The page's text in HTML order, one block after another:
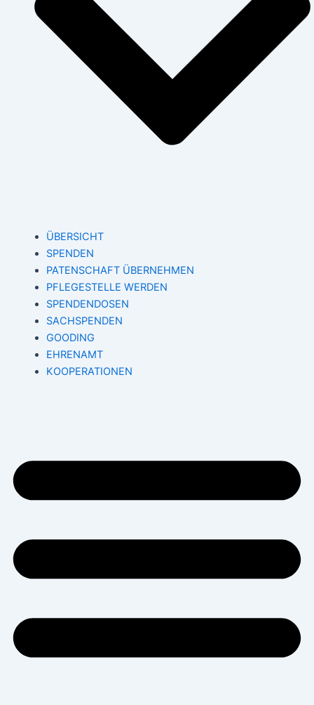
ÜBERSICHT
SPENDEN
PATENSCHAFT ÜBERNEHMEN
PFLEGESTELLE WERDEN
SPENDENDOSEN
SACHSPENDEN
GOODING
EHRENAMT
KOOPERATIONEN